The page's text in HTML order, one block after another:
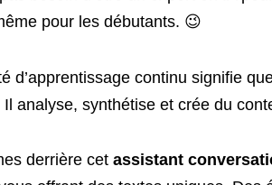
pour les débutants. 😉
d’apprentissage continu signifie
analyse, synthétise et crée du
derrière cetassistant